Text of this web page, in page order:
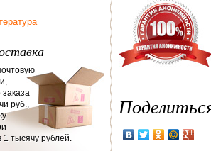
руб.,
1 тысячу рублей.